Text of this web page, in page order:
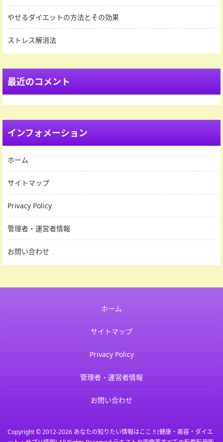
やせるダイエットの方法とその効果
ストレス解消法
最近のコメント
インフォメーション
ホーム
サイトマップ
Privacy Policy
管理者・運営者情報
お問い合わせ
ホーム
サイトマップ
Privacy Policy
管理者・運営者情報
お問い合わせ
Copyright © 2012-2026 あなたの知りたい情報はここ !! (健康・美容・ダイエ